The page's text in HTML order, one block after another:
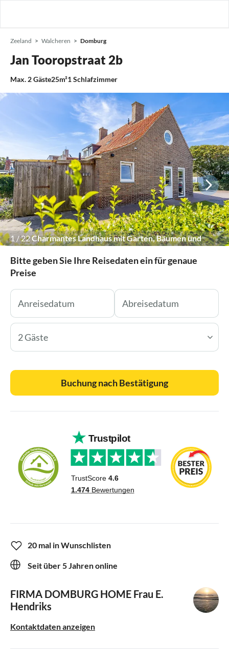
Zeeland Walcheren Domburg
Jan Tooropstraat 2b
Max. 2Gäste25m²1Schlafzimmer
1/22Charmantes Landhaus mit Garten, Bäumen und
Bitte geben Sie Ihre Reisedaten ein für genaue
Preise
2 Gäste
Buchung nach Bestätigung
20 mal in Wunschlisten
Seit über 5 Jahren online
FIRMA DOMBURG HOME Frau E.
Hendriks
Kontaktdaten anzeigen